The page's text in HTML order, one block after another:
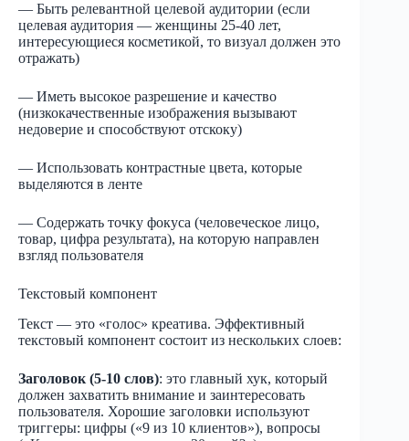
— Быть релевантной целевой аудитории (если
целевая аудитория — женщины 25-40 лет,
интересующиеся косметикой, то визуал должен это
отражать)
— Иметь высокое разрешение и качество
(низкокачественные изображения вызывают
недоверие и способствуют отскоку)
— Использовать контрастные цвета, которые
выделяются в ленте
— Содержать точку фокуса (человеческое лицо,
товар, цифра результата), на которую направлен
взгляд пользователя
Текстовый компонент
Текст — это «голос» креатива. Эффективный
текстовый компонент состоит из нескольких слоев:
Заголовок (5-10 слов): это главный хук, который
должен захватить внимание и заинтересовать
пользователя. Хорошие заголовки используют
триггеры: цифры («9 из 10 клиентов»), вопросы